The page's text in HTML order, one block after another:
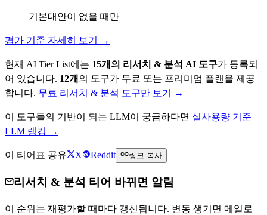
기본대안이 없을 때만
평가 기준 자세히 보기 →
현재 AI Tier List에는 15개의 리서치 & 분석 AI 도구가 등록되
어 있습니다. 12개 의 도구가 무료 또는 프리미엄 플랜을 제공
합니다. 무료 리서치 & 분석 도구만 보기 →
이 도구들의 기반이 되는 LLM이 궁금하다면 실사용량 기준
LLM 랭킹 →
이 티어표 공유 X Reddit 링크 복사
리서치 & 분석 티어 바뀌면 알림
이 순위는 재평가할 때마다 갱신됩니다. 변동 생기면 메일로